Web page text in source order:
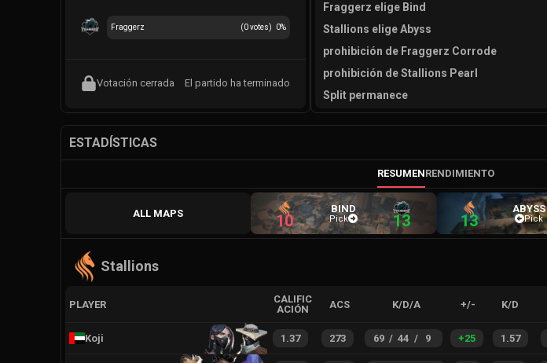
(0votes) 0%
Fraggerz
Votación cerrada El partido ha terminado
Fraggerz elige Bind
Stallions elige Abyss
prohibición de Fraggerz Corrode
prohibición de Stallions Pearl
Split permanece
ESTADÍSTICAS
RESUMENRENDIMIENTO
ALL MAPS 10
BIND
Pick 13 13
ABYSS
Pick
Stallions
PLAYER
CALIFIC
ACIÓN
ACS K/D/A +/- K/D
Koji 1.37 273 69 / 44 / 9 +25 1.57